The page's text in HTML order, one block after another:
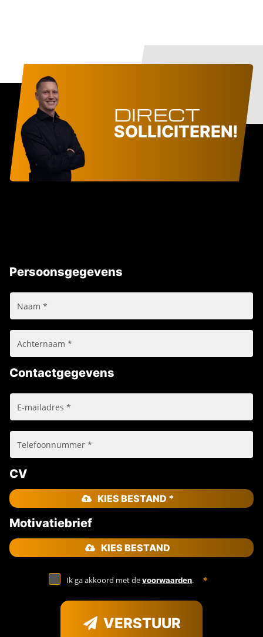
DIRECT
SOLLICITEREN!
Persoonsgegevens
Contactgegevens
CV
KIES BESTAND *
Motivatiebrief
KIES BESTAND
Ik ga akkoord met devoorwaarden.
VERSTUUR